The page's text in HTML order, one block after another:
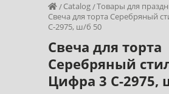
Catalog Товары для
Свеча для торта Серебряный
С-2975, ш/б 50
Свеча для торта
Серебряный
Цифра 3 С-2975,